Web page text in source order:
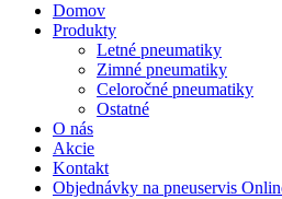
Domov
Produkty
Letné pneumatiky
Zimné pneumatiky
Celoročné pneumatiky
Ostatné
O nás
Akcie
Kontakt
Objednávky na pneuservis